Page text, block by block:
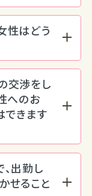
性はどう
交渉をし
へのお
できます
出勤し
せること